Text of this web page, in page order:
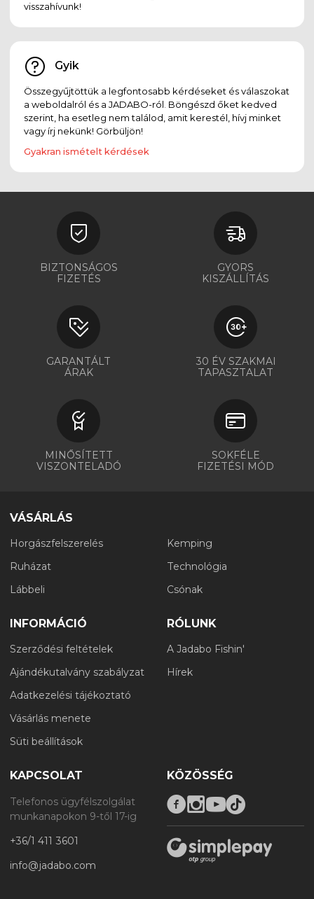
visszahívunk!
Gyik
Összegyűjtöttük a legfontosabb kérdéseket és válaszokat
a weboldalról és a JADABO-ról. Böngészd őket kedved
szerint, ha esetleg nem találod, amit kerestél, hívj minket
vagy írj nekünk! Görbüljön!
Gyakran ismételt kérdések
BIZTONSÁGOS
FIZETÉS
GYORS
KISZÁLLÍTÁS
GARANTÁLT
ÁRAK
30 ÉV SZAKMAI
TAPASZTALAT
MINŐSÍTETT
VISZONTELADÓ
SOKFÉLE
FIZETÉSI MÓD
VÁSÁRLÁS
Horgászfelszerelés
Ruházat
Lábbeli
Kemping
Technológia
Csónak
INFORMÁCIÓ
Szerződési feltételek
Ajándékutalvány szabályzat
Adatkezelési tájékoztató
Vásárlás menete
Süti beállítások
RÓLUNK
A Jadabo Fishin'
Hírek
KAPCSOLAT
Telefonos ügyfélszolgálat
munkanapokon 9-től 17-ig
+36/1 411 3601
info@jadabo.com
KÖZÖSSÉG